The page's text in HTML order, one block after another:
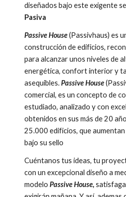
diseñados bajo este exigente
Pasiva
Passive House (Passivhaus) es
construcción de edificios,
para alcanzar unos niveles de
energética, confort interior y
asequibles.Passive House
comercial, es un concepto de
estudiado, analizado y con
obtenidos en sus más de 20
25.000 edificios, que
bajo su sello
Cuéntanos tus ideas, tu
con un excepcional diseño a
modelo Passive House,